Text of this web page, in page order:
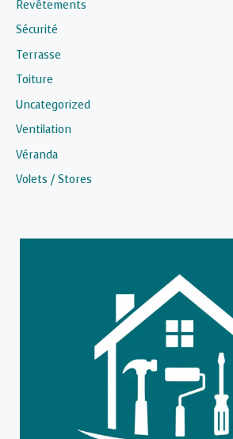
Revêtements
Sécurité
Terrasse
Toiture
Uncategorized
Ventilation
Véranda
Volets / Stores